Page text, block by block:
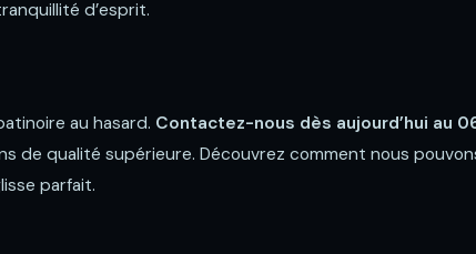
d’esprit.
au hasard. Contactez-nous dès aujourd’hui au
de qualité supérieure. Découvrez comment nous
parfait.